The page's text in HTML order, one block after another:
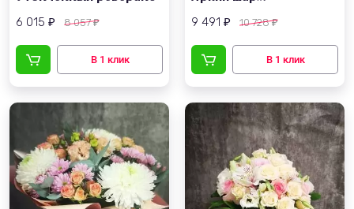
6 015 ₽ 8 057₽ 9 491 ₽ 10 728₽